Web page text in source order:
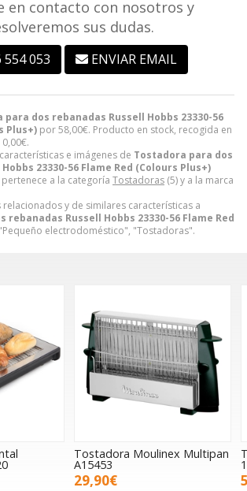
para dos rebanadas Russell Hobbs 23330-56
Plus+) por58,00€. Producto en stock, recogida en
0,00€.
e imágenes de Tostadora para dos
23330-56 Flame Red (Colours Plus+)
a la categoría Tostadoras (5) y a la marca
y de similares características a
rebanadas Russell Hobbs 23330-56 Flame Red
electrodoméstico", "Tostadoras".
en contacto con nosotros y
sus dudas.
554 053 ENVIAR EMAIL
Multipan Tostador Ariete 2 ranuras
155/15 Vintage azul
59,00€